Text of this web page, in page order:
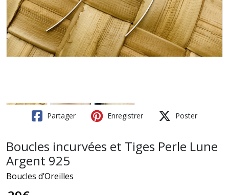
Partager Enregistrer Poster
Boucles incurvées et Tiges Perle Lune
Argent 925
Boucles d’Oreilles